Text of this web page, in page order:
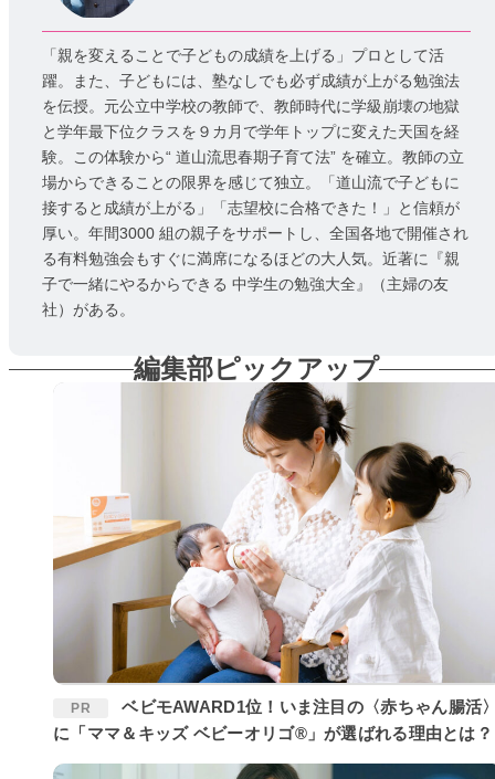
「親を変えることで子どもの成績を上げる」プロとして活
躍。また、子どもには、塾なしでも必ず成績が上がる勉強法
を伝授。元公立中学校の教師で、教師時代に学級崩壊の地獄
と学年最下位クラスを９カ月で学年トップに変えた天国を経
験。この体験から“ 道山流思春期子育て法” を確立。教師の立
場からできることの限界を感じて独立。「道山流で子どもに
接すると成績が上がる」「志望校に合格できた！」と信頼が
厚い。年間3000 組の親子をサポートし、全国各地で開催され
る有料勉強会もすぐに満席になるほどの大人気。近著に『親
子で一緒にやるからできる 中学生の勉強大全』（主婦の友
社）がある。
編集部ピックアップ
PR
ベビモAWARD1位！いま注目の〈赤ちゃん腸活〉
に「ママ＆キッズ ベビーオリゴ®」が選ばれる理由とは？